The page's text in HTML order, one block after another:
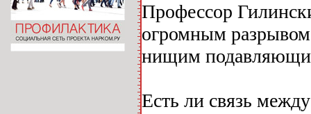
Профессор
огромным
нищим
Есть ли связь